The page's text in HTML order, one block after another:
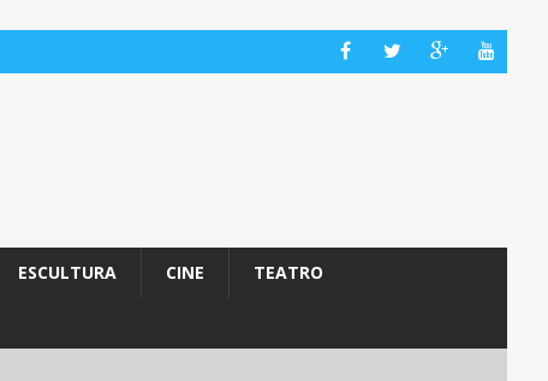
ESCULTURA CINE TEATRO